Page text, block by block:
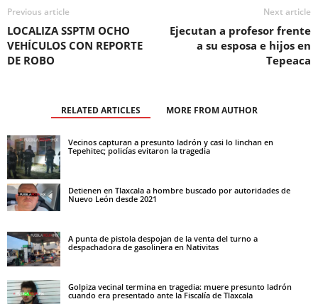
Previous article
LOCALIZA SSPTM OCHO
VEHÍCULOS CON REPORTE
DE ROBO
Next article
Ejecutan a profesor frente
a su esposa e hijos en
Tepeaca
RELATED ARTICLES MORE FROM AUTHOR
Vecinos capturan a presunto ladrón y casi lo linchan en
Tepehitec; policías evitaron la tragedia
Detienen en Tlaxcala a hombre buscado por autoridades de
Nuevo León desde 2021
A punta de pistola despojan de la venta del turno a
despachadora de gasolinera en Nativitas
Golpiza vecinal termina en tragedia: muere presunto ladrón
cuando era presentado ante la Fiscalía de Tlaxcala